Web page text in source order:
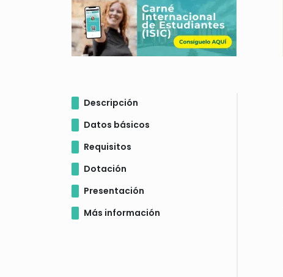
Descripción
Datos básicos
Requisitos
Dotación
Presentación
Más información